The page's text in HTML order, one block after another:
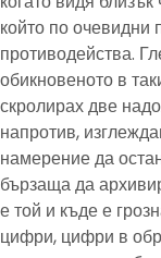
който по очевидни
противодейства.
обикновеното в
скролирах две
напротив,
намерение да
бързаща да
е той и къде е
цифри, цифри в